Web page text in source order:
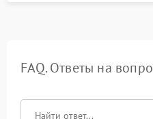
FAQ. Ответы на